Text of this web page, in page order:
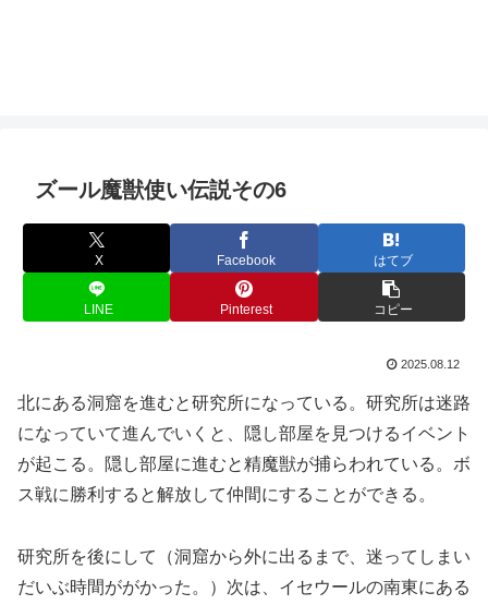
ズール魔獣使い伝説その6
X Facebook はてブ
LINE Pinterest コピー
2025.08.12
北にある洞窟を進むと研究所になっている。研究所は迷路
になっていて進んでいくと、隠し部屋を見つけるイベント
が起こる。隠し部屋に進むと精魔獣が捕らわれている。ボ
ス戦に勝利すると解放して仲間にすることができる。
研究所を後にして（洞窟から外に出るまで、迷ってしまい
だいぶ時間ががかった。）次は、イセウールの南東にある